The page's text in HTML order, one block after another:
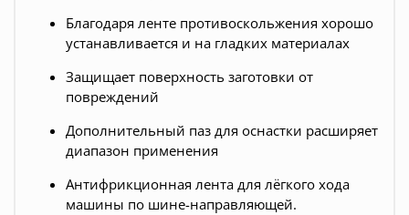
Благодаря ленте противоскольжения хорошо
устанавливается и на гладких материалах
Защищает поверхность заготовки от
повреждений
Дополнительный паз для оснастки расширяет
диапазон применения
Антифрикционная лента для лёгкого хода
машины по шине-направляющей.